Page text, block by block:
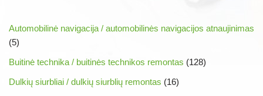
Automobilinė navigacija / automobilinės navigacijos atnaujinimas
(5)
Buitinė technika / buitinės technikos remontas (128)
Dulkių siurbliai / dulkių siurblių remontas (16)